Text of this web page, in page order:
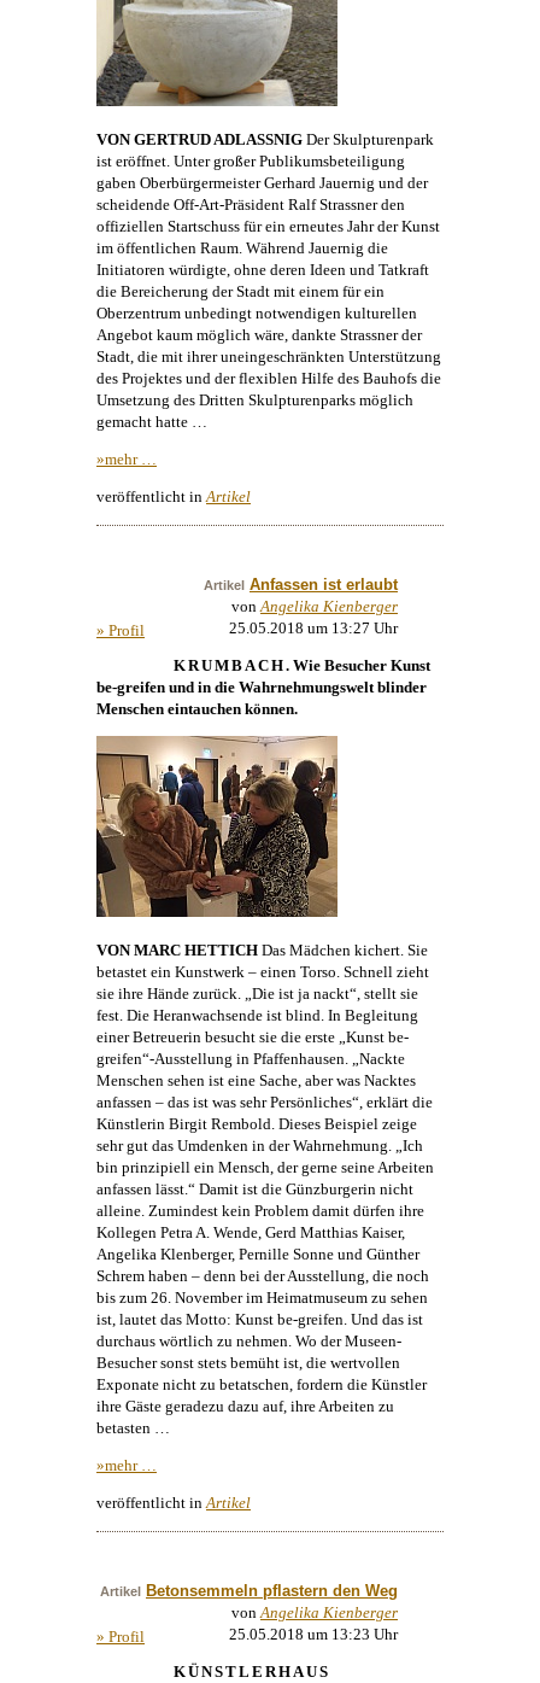
VON GERTRUD ADLASSNIG Der Skulpturenpark
ist eröffnet. Unter großer Publikumsbeteiligung
gaben Oberbürgermeister Gerhard Jauernig und der
scheidende Off-Art-Präsident Ralf Strassner den
offiziellen Startschuss für ein erneutes Jahr derKunst
im öffentlichen Raum. Während Jauernig die
Initiatoren würdigte, ohne deren Ideen und Tatkraft
die Bereicherung der Stadt mit einem für ein
Oberzentrum unbedingt notwendigen kulturellen
Angebot kaum möglich wäre, dankte Strassner der
Stadt, die mit ihrer uneingeschränkten Unterstützung
des Projektes und der flexiblen Hilfe des Bauhofs die
Umsetzung des Dritten Skulpturenparks möglich
gemacht hatte …
»mehr …
veröffentlicht inArtikel
Artikel Anfassen ist erlaubt
von Angelika Kienberger
» Profil
25.05.2018 um 13:27 Uhr
KRUMBACH. Wie BesucherKunst
be-greifen und in die Wahrnehmungswelt blinder
Menschen eintauchen können.
VON MARC HETTICH Das Mädchen kichert. Sie
betastet ein Kunstwerk – einen Torso. Schnell zieht
sie ihre Hände zurück. „Die ist ja nackt“, stellt sie
fest. Die Heranwachsende ist blind. In Begleitung
einer Betreuerin besucht sie die erste „Kunst be-
greifen“-Ausstellung in Pfaffenhausen. „Nackte
Menschen sehen ist eine Sache, aber was Nacktes
anfassen – das ist was sehr Persönliches“, erklärt die
Künstlerin Birgit Rembold. Dieses Beispiel zeige
sehr gut das Umdenken in der Wahrnehmung. „Ich
bin prinzipiell ein Mensch, der gerne seine Arbeiten
anfassen lässt.“ Damit ist die Günzburgerin nicht
alleine. Zumindest kein Problem damit dürfen ihre
Kollegen Petra A. Wende, Gerd Matthias Kaiser,
Angelika Klenberger, Pernille Sonne und Günther
Schrem haben – denn bei der Ausstellung, die noch
bis zum 26. November im Heimatmuseum zu sehen
ist, lautet das Motto: Kunst be-greifen. Und das ist
durchaus wörtlich zu nehmen. Wo der Museen-
Besucher sonst stets bemüht ist, die wertvollen
Exponate nicht zu betatschen, fordern die Künstler
ihre Gäste geradezu dazu auf, ihre Arbeiten zu
betasten …
»mehr …
veröffentlicht inArtikel
Artikel Betonsemmeln pflastern den Weg
von Angelika Kienberger
» Profil
25.05.2018 um 13:23 Uhr
KÜNSTLERHAUS